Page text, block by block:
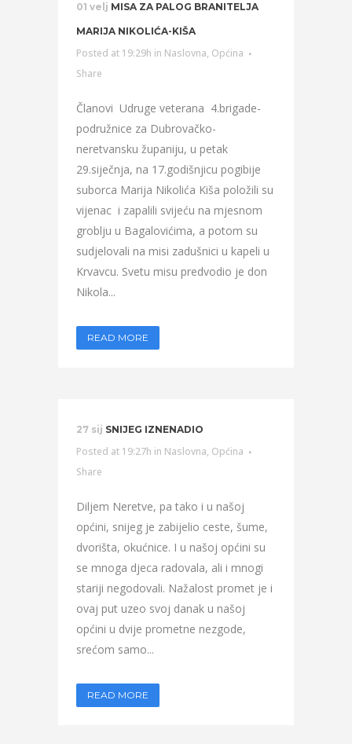
01 velj MISA ZA PALOG BRANITELJA
MARIJA NIKOLIĆA-KIŠA
Posted at 19:29h in Naslovna, Općina
Share
Članovi Udruge veterana 4.brigade-
podružnice za Dubrovačko-
neretvansku županiju, u petak
29.siječnja, na 17.godišnjicu pogibije
suborca Marija Nikolića Kiša položili su
vijenac i zapalili svijeću na mjesnom
groblju u Bagalovićima, a potom su
sudjelovali na misi zadušnici u kapeli u
Krvavcu. Svetu misu predvodio je don
Nikola...
READ MORE
27 sij SNIJEG IZNENADIO
Posted at 19:27h in Naslovna, Općina
Share
Diljem Neretve, pa tako i u našoj
općini, snijeg je zabijelio ceste, šume,
dvorišta, okućnice. I u našoj općini su
se mnoga djeca radovala, ali i mnogi
stariji negodovali. Nažalost promet je i
ovaj put uzeo svoj danak u našoj
općini u dvije prometne nezgode,
srećom samo...
READ MORE